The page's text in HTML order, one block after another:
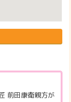
前田康衛親方が